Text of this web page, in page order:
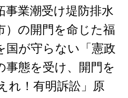
業潮受け堤防排水
）の開門を命じた福
国が守らない「憲政
事態を受け、開門を
れ！有明訴訟」原